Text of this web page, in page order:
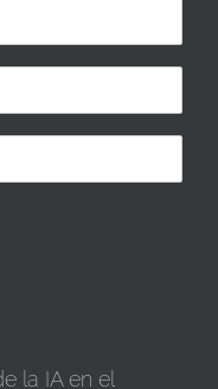
la IA en el